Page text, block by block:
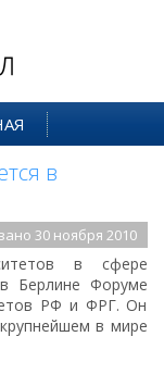
в
30 ноября 2010
в сфере
Берлине Форуме
РФ и ФРГ. Он
в мире